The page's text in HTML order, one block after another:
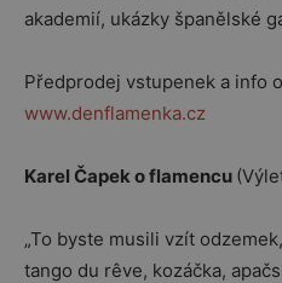
akademií, ukázky španělské
Předprodej vstupenek a info
www.denflamenka.cz
Karel Čapek o flamencu
„To byste musili vzít
tango du rêve, kozáčka,